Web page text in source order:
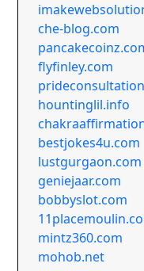
che-blog.com
flyfinley.com
hountinglil.info
bestjokes4u.com
lustgurgaon.com
geniejaar.com
bobbyslot.com
mintz360.com
mohob.net